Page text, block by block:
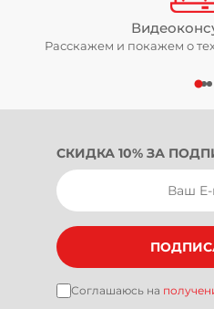
Расскажем и покажем о
СКИДКА 10% ЗА
Соглашаюсь на